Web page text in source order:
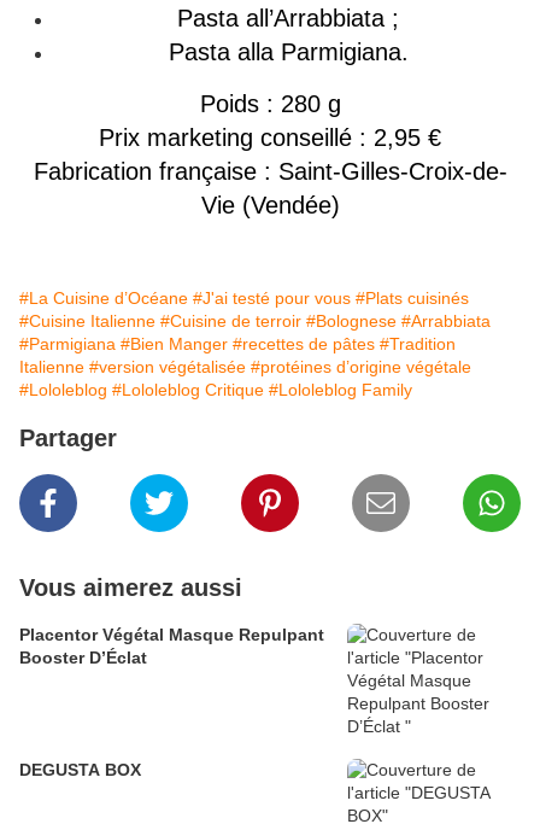
Pasta all’Arrabbiata ;
Pasta alla Parmigiana.
Poids : 280 g
Prix marketing conseillé : 2,95 €
Fabrication française : Saint-Gilles-Croix-de-
Vie (Vendée)
#La Cuisine d’Océane #J'ai testé pour vous #Plats cuisinés
#Cuisine Italienne #Cuisine de terroir #Bolognese #Arrabbiata
#Parmigiana #Bien Manger #recettes de pâtes #Tradition
Italienne #version végétalisée #protéines d’origine végétale
#Lololeblog #Lololeblog Critique #Lololeblog Family
Partager
Vous aimerez aussi
Placentor Végétal Masque Repulpant
Booster D’Éclat
DEGUSTA BOX